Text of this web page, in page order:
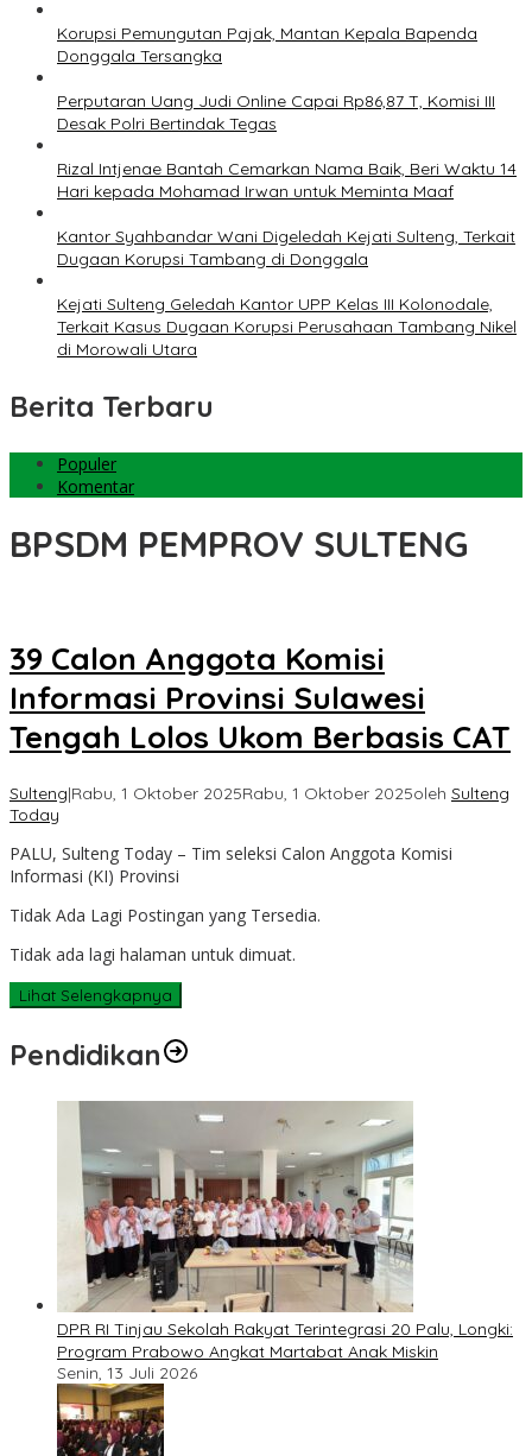
Korupsi Pemungutan Pajak, Mantan Kepala Bapenda
Donggala Tersangka
Perputaran Uang Judi Online Capai Rp86,87 T, Komisi III
Desak Polri Bertindak Tegas
Rizal Intjenae Bantah Cemarkan Nama Baik, Beri Waktu 14
Hari kepada Mohamad Irwan untuk Meminta Maaf
Kantor Syahbandar Wani Digeledah Kejati Sulteng, Terkait
Dugaan Korupsi Tambang di Donggala
Kejati Sulteng Geledah Kantor UPP Kelas III Kolonodale,
Terkait Kasus Dugaan Korupsi Perusahaan Tambang Nikel
di Morowali Utara
Berita Terbaru
Populer
Komentar
BPSDM PEMPROV SULTENG
39 Calon Anggota Komisi
Informasi Provinsi Sulawesi
Tengah Lolos Ukom Berbasis CAT
Sulteng|Rabu, 1 Oktober 2025Rabu, 1 Oktober 2025oleh Sulteng
Today
PALU, Sulteng Today – Tim seleksi Calon Anggota Komisi
Informasi (KI) Provinsi
Tidak Ada Lagi Postingan yang Tersedia.
Tidak ada lagi halaman untuk dimuat.
Lihat Selengkapnya
Pendidikan
DPR RI Tinjau Sekolah Rakyat Terintegrasi 20 Palu, Longki:
Program Prabowo Angkat Martabat Anak Miskin
Senin, 13 Juli 2026